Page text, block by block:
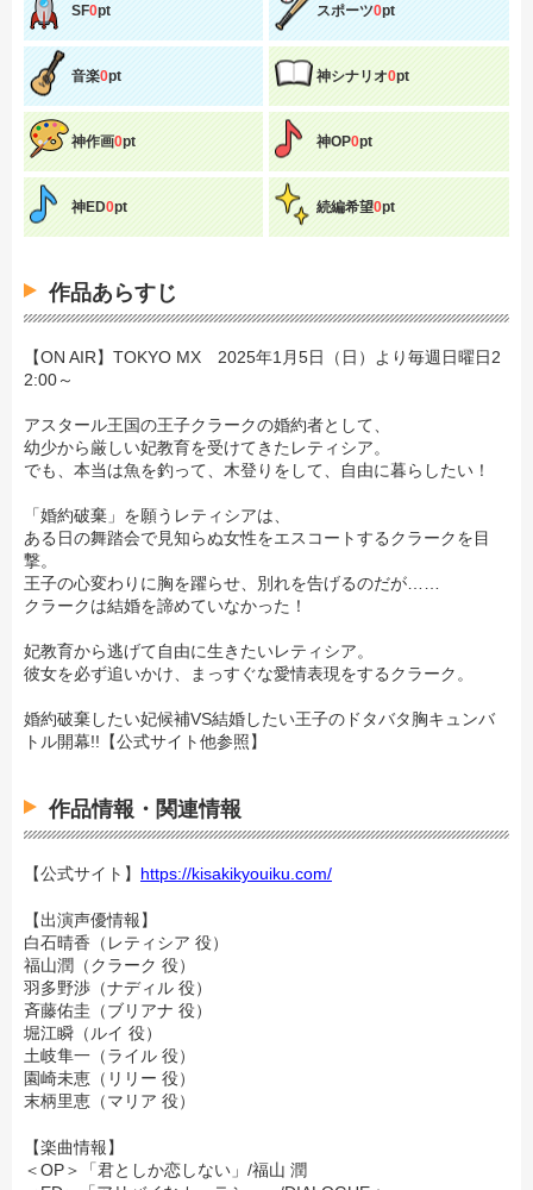
SF0pt スポーツ0pt
音楽0pt 神シナリオ0pt
神作画0pt 神OP0pt
神ED0pt 続編希望0pt
作品あらすじ
【ON AIR】TOKYO MX 2025年1月5日（日）より毎週日曜日2
2:00～
アスタール王国の王子クラークの婚約者として、
幼少から厳しい妃教育を受けてきたレティシア。
でも、本当は魚を釣って、木登りをして、自由に暮らしたい！
「婚約破棄」を願うレティシアは、
ある日の舞踏会で見知らぬ女性をエスコートするクラークを目
撃。
王子の心変わりに胸を躍らせ、別れを告げるのだが……
クラークは結婚を諦めていなかった！
妃教育から逃げて自由に生きたいレティシア。
彼女を必ず追いかけ、まっすぐな愛情表現をするクラーク。
婚約破棄したい妃候補VS結婚したい王子のドタバタ胸キュンバ
トル開幕!!【公式サイト他参照】
作品情報・関連情報
【公式サイト】 https://kisakikyouiku.com/
【出演声優情報】
白石晴香（レティシア 役）
福山潤（クラーク 役）
羽多野渉（ナディル 役）
斉藤佑圭（ブリアナ 役）
堀江瞬（ルイ 役）
土岐隼一（ライル 役）
園崎未恵（リリー 役）
末柄里恵（マリア 役）
【楽曲情報】
＜OP＞「君としか恋しない」/福山 潤